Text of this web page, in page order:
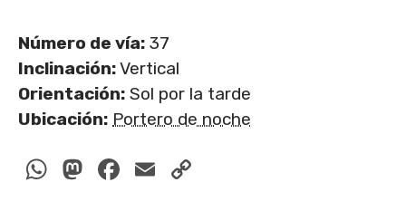
Número de vía: 37
Inclinación:Vertical
Orientación: Sol por la tarde
Ubicación: Portero de noche
WhatsApp
Mastodon
Facebook
Email